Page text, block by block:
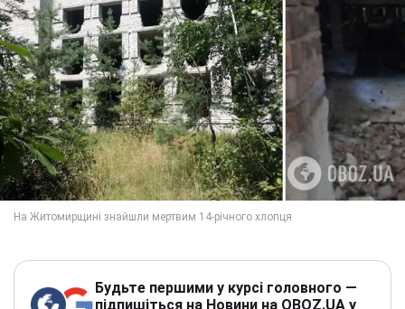
Будьте першими у курсі головного —
підпишіться на Новини на OBOZ.UA у